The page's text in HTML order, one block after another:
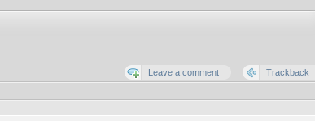
Leave a comment Trackback